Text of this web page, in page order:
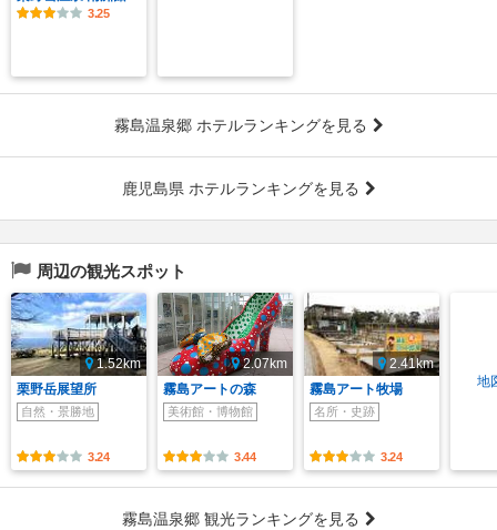
3.25
霧島温泉郷 ホテルランキングを見る
鹿児島県 ホテルランキングを見る
周辺の観光スポット
1.52km
栗野岳展望所
自然・景勝地
3.24
2.07km
霧島アートの森
美術館・博物館
3.44
2.41km
霧島アート牧場
名所・史跡
3.24
地
霧島温泉郷 観光ランキングを見る